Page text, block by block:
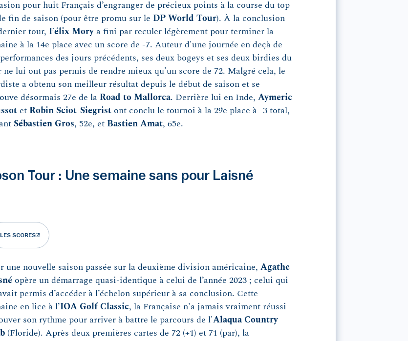
pour huit Français d’engranger de précieux points à la course du top
fin de saison (pour être promu sur le DP World Tour). À la conclusion
tour, Félix Morya fini par reculer légèrement pour terminer la
à la 14e place avec un score de -7. Auteur d'une journée en deçà de
des jours précédents, ses deux bogeys et ses deux birdies du
ne lui ont pas permis de rendre mieux qu'un score de 72. Malgré cela, le
a obtenu son meilleur résultat depuis le début de saison et se
désormais 27e de la Road to Mallorca. Derrière lui en Inde, Aymeric
et Robin Sciot-Siegristont conclu le tournoi à la 29e place à -3 total,
Sébastien Gros, 52e, et Bastien Amat, 65e.
Tour : Une semaine sans pour Laisné
LES SCORES
une nouvelle saison passée sur la deuxième division américaine, Agathe
opère un démarrage quasi-identique à celui de l’année 2023 ; celui qui
permis d’accéder à l’échelon supérieur à sa conclusion. Cette
en lice à l’IOA Golf Classic, la Française n'a jamais vraiment réussi
son rythme pour arriver à battre le parcours de l'Alaqua Country
(Floride). Après deux premières cartes de 72 (+1) et 71 (par), la